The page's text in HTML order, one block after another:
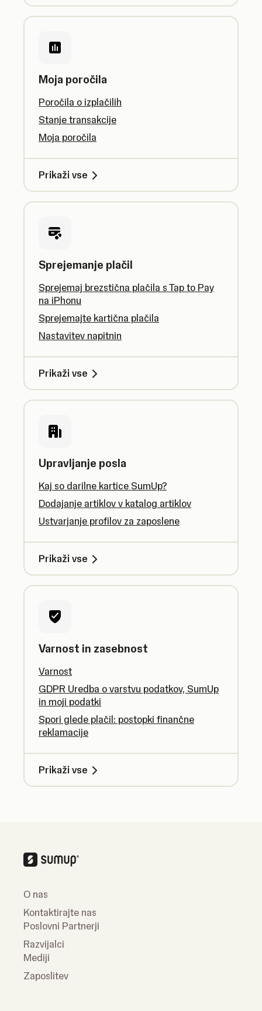
Moja poročila
Poročila o izplačilih
Stanje transakcije
Moja poročila
Prikaži vse
Sprejemanje plačil
Sprejemaj brezstična plačila s Tap to Pay
na iPhonu
Sprejemajte kartična plačila
Nastavitev napitnin
Prikaži vse
Upravljanje posla
Kaj so darilne kartice SumUp?
Dodajanje artiklov v katalog artiklov
Ustvarjanje profilov za zaposlene
Prikaži vse
Varnost in zasebnost
Varnost
GDPR Uredba o varstvu podatkov, SumUp
in moji podatki
Spori glede plačil: postopki finančne
reklamacije
Prikaži vse
O nas
Kontaktirajte nas
Poslovni Partnerji
Razvijalci
Mediji
Zaposlitev